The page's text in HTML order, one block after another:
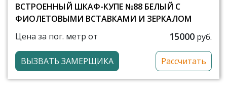
ВСТРОЕННЫЙ ШКАФ-КУПЕ №88 БЕЛЫЙ С
ФИОЛЕТОВЫМИ ВСТАВКАМИ И ЗЕРКАЛОМ
Цена за пог. метр от
15000 руб.
ВЫЗВАТЬ ЗАМЕРЩИКА Рассчитать